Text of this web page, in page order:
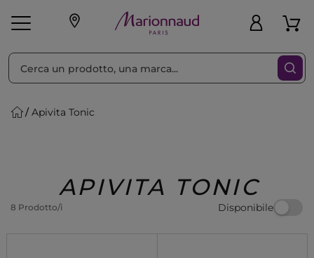
Make-up
Regalo
Apivita Tonic
APIVITA TONIC
8 Prodotto/i Disponibile
Ordina per Filtra